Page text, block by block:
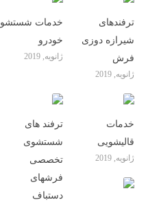
خدمات شستشو
خودرو
ژانویه, 2019
ترفندهای
شیرازه دوزی
فرش
ژانویه, 2019
ترفند های
شستشوی
تخصصی
فرشهای
دستباف
خدمات
قالیشویی
ژانویه, 2019